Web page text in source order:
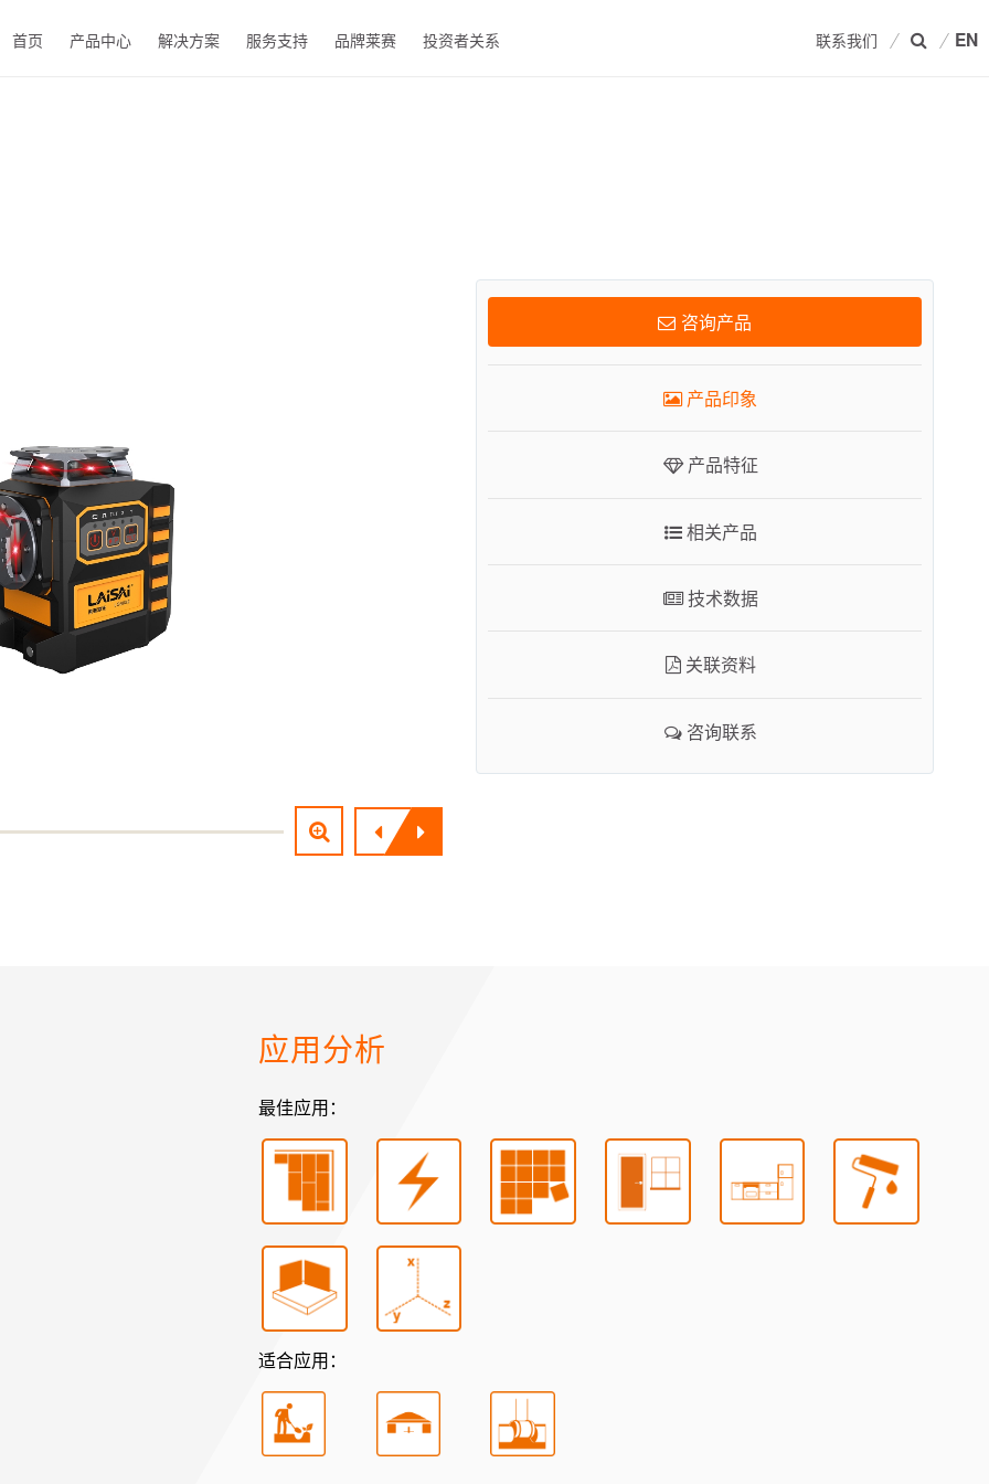
首页 产品中心 解决方案 服务支持 品牌莱赛 投资者关系 EN
联系我们
咨询产品
产品印象
产品特征
相关产品
技术数据
关联资料
咨询联系
应用分析
最佳应用：
适合应用：